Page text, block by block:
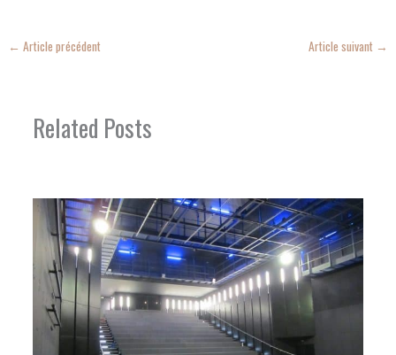
← Article précédent Article suivant →
Related Posts